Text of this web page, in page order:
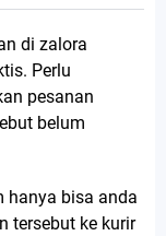
di zalora
Perlu
pesanan
belum
hanya bisa anda
tersebut ke kurir